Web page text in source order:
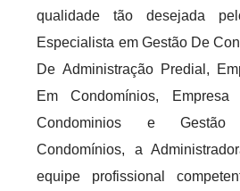
qualidade tão desejada
Especialista em Gestão De
De Administração Predial,
Em Condomínios, Empresa
Condominios e
Condomínios, a
equipe profissional